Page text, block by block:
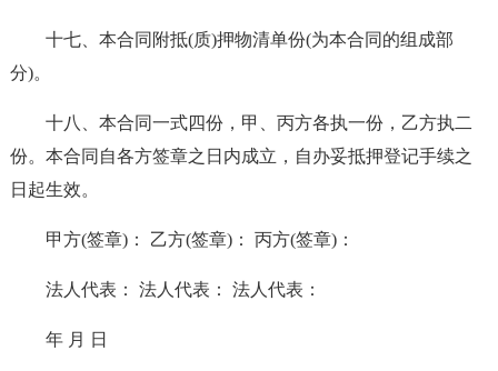
十七、本合同附抵(质)押物清单份(为本合同的组成部
分)。
十八、本合同一式四份，甲、丙方各执一份，乙方执二
份。本合同自各方签章之日内成立，自办妥抵押登记手续之
日起生效。
甲方(签章)： 乙方(签章)： 丙方(签章)：
法人代表： 法人代表： 法人代表：
年 月 日